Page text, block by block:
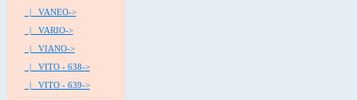
|_ VANEO->
|_ VARIO->
|_ VIANO->
|_ VITO - 638->
|_ VITO - 639->